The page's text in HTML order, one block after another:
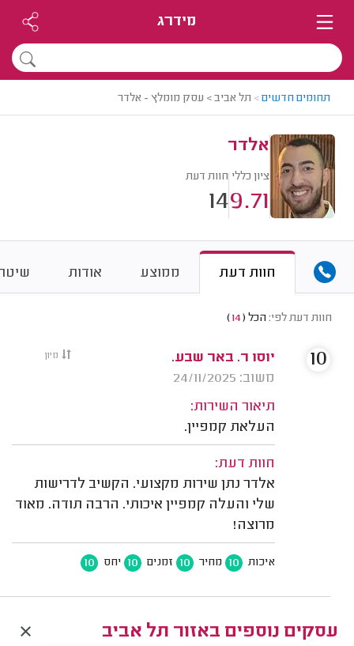
מידרג
תחומים חדשים> תל אביב > עסק מומלץ - אלדר
אלדר
ציון כללי
9.71
חוות דעת
14
חוות דעת ממוצע אודות
חוות דעת לפי: הכל (
14
)
מיון
יוסו ר. באר שבע.
משוב: 24/11/2025
תיאור השירות:
העלאת קמפיין.
חוות דעת:
אלדר נתן שירות מקצועי. הקשיב לדרישות
שלי והעלה קמפיין איכותי. הרבה תודה. מאוד
מרוצה!
איכות 10 מחיר 10 זמנים 10 יחס 10
10
עסקים נוספים באזור תל אביב